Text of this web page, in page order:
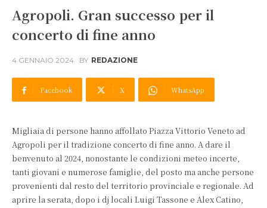
Agropoli. Gran successo per il
concerto di fine anno
4 GENNAIO 2024 BY REDAZIONE
Facebook X WhatsApp
Migliaia di persone hanno affollato Piazza Vittorio Veneto ad
Agropoli per il tradizione concerto di fine anno. A dare il
benvenuto al 2024, nonostante le condizioni meteo incerte,
tanti giovani e numerose famiglie, del posto ma anche persone
provenienti dal resto del territorio provinciale e regionale. Ad
aprire la serata, dopo i dj locali Luigi Tassone e Alex Catino,